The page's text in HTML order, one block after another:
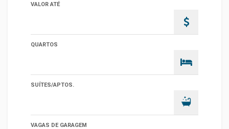
VALOR ATÉ
QUARTOS
SUÍTES/APTOS.
VAGAS DE GARAGEM